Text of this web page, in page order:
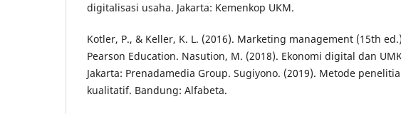
digitalisasi usaha. Jakarta: Kemenkop UKM.
Kotler, P., & Keller, K. L. (2016). Marketing management (15th
Pearson Education. Nasution, M. (2018). Ekonomi digital dan
Jakarta: Prenadamedia Group. Sugiyono. (2019). Metode
kualitatif. Bandung: Alfabeta.